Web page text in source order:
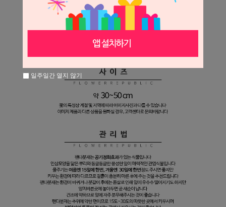
일주일간 열지 않기